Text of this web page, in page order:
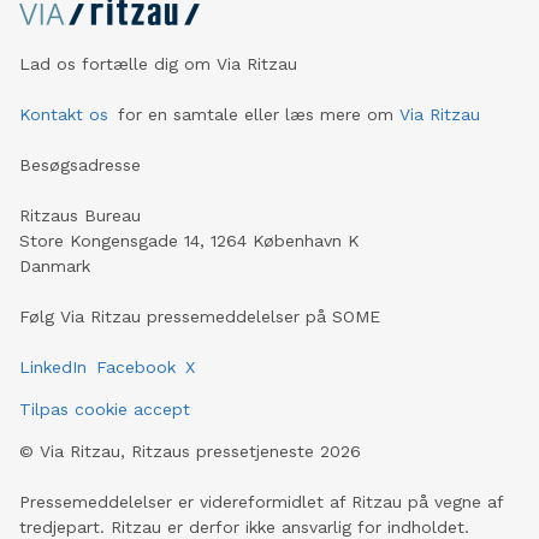
lavere betalt lærling og en højere betalt svend. For en
økonomisk pres. Det er en ubalance, som virksomheden
Lad os fortælle dig om Via Ritzau
Kontakt os for en samtale eller læs mere om Via Ritzau
Besøgsadresse
Ritzaus Bureau
Store Kongensgade 14, 1264 København K
Danmark
Følg Via Ritzau pressemeddelelser på SOME
LinkedIn Facebook X
Tilpas cookie accept
© Via Ritzau, Ritzaus pressetjeneste 2026
Pressemeddelelser er videreformidlet af Ritzau på vegne af
tredjepart. Ritzau er derfor ikke ansvarlig for indholdet.